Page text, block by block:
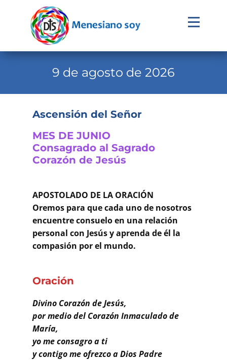
Evangelio
Familia Menesiana
Pastoral Vocacional
Recursos
Contacto
Buscar
9 de agosto de 2026
Ascensión del Señor
MES DE JUNIO
Consagrado al Sagrado
Corazón de Jesús
APOSTOLADO DE LA ORACIÓN
Oremos para que cada uno de nosotros
encuentre consuelo en una relación
personal con Jesús y aprenda de él la
compasión por el mundo.
Oración
Divino Corazón de Jesús,
por medio del Corazón Inmaculado de
María,
yo me consagro a ti
y contigo me ofrezco a Dios Padre